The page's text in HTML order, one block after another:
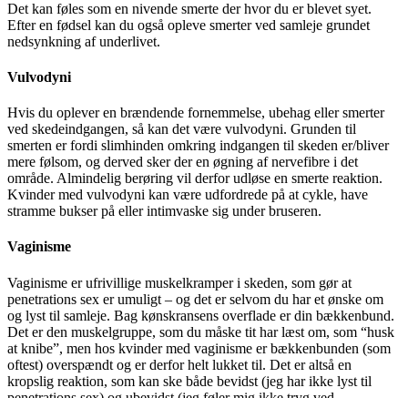
Det kan føles som en nivende smerte der hvor du er blevet syet.
Efter en fødsel kan du også opleve smerter ved samleje grundet
nedsynkning af underlivet.
Vulvodyni
Hvis du oplever en brændende fornemmelse, ubehag eller smerter
ved skedeindgangen, så kan det være vulvodyni. Grunden til
smerten er fordi slimhinden omkring indgangen til skeden er/bliver
mere følsom, og derved sker der en øgning af nervefibre i det
område. Almindelig berøring vil derfor udløse en smerte reaktion.
Kvinder med vulvodyni kan være udfordrede på at cykle, have
stramme bukser på eller intimvaske sig under bruseren.
Vaginisme
Vaginisme er ufrivillige muskelkramper i skeden, som gør at
penetrations sex er umuligt – og det er selvom du har et ønske om
og lyst til samleje. Bag kønskransens overflade er din bækkenbund.
Det er den muskelgruppe, som du måske tit har læst om, som “husk
at knibe”, men hos kvinder med vaginisme er bækkenbunden (som
oftest) overspændt og er derfor helt lukket til. Det er altså en
kropslig reaktion, som kan ske både bevidst (jeg har ikke lyst til